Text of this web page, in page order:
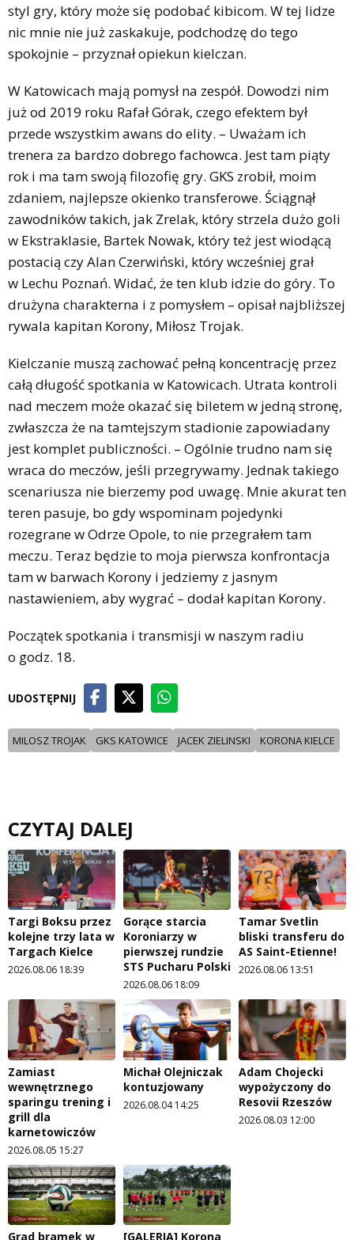
styl gry, który może się podobać kibicom. W tej lidze
nic mnie nie już zaskakuje, podchodzę do tego
spokojnie – przyznał opiekun kielczan.
W Katowicach mają pomysł na zespół. Dowodzi nim
już od 2019 roku Rafał Górak, czego efektem był
przede wszystkim awans do elity. – Uważam ich
trenera za bardzo dobrego fachowca. Jest tam piąty
rok i ma tam swoją filozofię gry. GKS zrobił, moim
zdaniem, najlepsze okienko transferowe. Ściągnął
zawodników takich, jak Zrelak, który strzela dużo goli
w Ekstraklasie, Bartek Nowak, który też jest wiodącą
postacią czy Alan Czerwiński, który wcześniej grał
w Lechu Poznań. Widać, że ten klub idzie do góry. To
drużyna charakterna i z pomysłem – opisał najbliższej
rywala kapitan Korony, Miłosz Trojak.
Kielczanie muszą zachować pełną koncentrację przez
całą długość spotkania w Katowicach. Utrata kontroli
nad meczem może okazać się biletem w jedną stronę,
zwłaszcza że na tamtejszym stadionie zapowiadany
jest komplet publiczności. – Ogólnie trudno nam się
wraca do meczów, jeśli przegrywamy. Jednak takiego
scenariusza nie bierzemy pod uwagę. Mnie akurat ten
teren pasuje, bo gdy wspominam pojedynki
rozegrane w Odrze Opole, to nie przegrałem tam
meczu. Teraz będzie to moja pierwsza konfrontacja
tam w barwach Korony i jedziemy z jasnym
nastawieniem, aby wygrać – dodał kapitan Korony.
Początek spotkania i transmisji w naszym radiu
o godz. 18.
UDOSTĘPNIJ
MILOSZ TROJAK GKS KATOWICE JACEK ZIELINSKI KORONA KIELCE
CZYTAJ DALEJ
Targi Boksu przez
kolejne trzy lata w
Targach Kielce
2026.08.06 18:39
Gorące starcia
Koroniarzy w
pierwszej rundzie
STS Pucharu Polski
2026.08.06 18:09
Tamar Svetlin
bliski transferu do
AS Saint-Etienne!
2026.08.06 13:51
Zamiast
wewnętrznego
sparingu trening i
grill dla
karnetowiczów
2026.08.05 15:27
Michał Olejniczak
kontuzjowany
2026.08.04 14:25
Adam Chojecki
wypożyczony do
Resovii Rzeszów
2026.08.03 12:00
Grad bramek w [GALERIA] Korona